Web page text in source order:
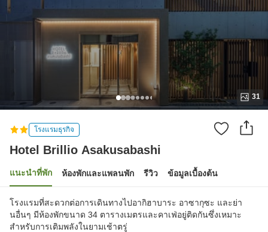
31
โรงแรมธุรกิจ
Hotel Brillio Asakusabashi
แนะนำที่พัก ห้องพักและแพลนพัก รีวิว ข้อมูลเบื้องต้น
โรงแรมที่สะดวกต่อการเดินทางไปอากิฮาบาระ อาซากุซะ และย่า
นอื่นๆ มีห้องพักขนาด 34 ตารางเมตรและคาเฟ่อยู่ติดกันซึ่งเหมาะ
สำหรับการเติมพลังในยามเช้าตรู่